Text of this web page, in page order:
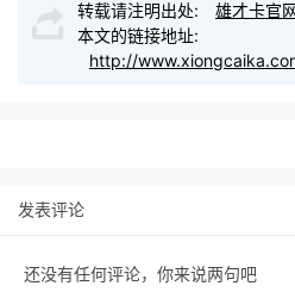
转载请注明出处:
雄才卡官
本文的链接地址:
http://
发表评论
还没有任何评论，你来说两句吧